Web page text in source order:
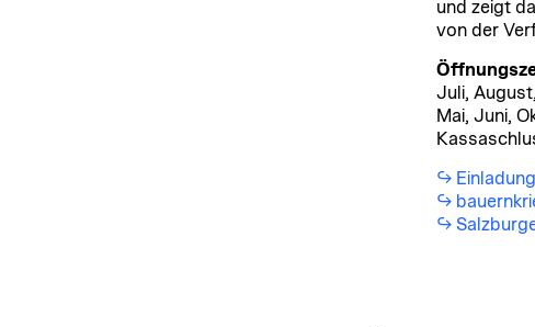
und zeigt
von der
Juli,
Mai, Juni,